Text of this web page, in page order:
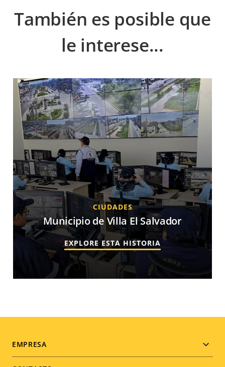
También es posible que
le interese...
CIUDADES
Municipio de Villa El Salvador
EXPLORE ESTA HISTORIA
Footer
EMPRESA